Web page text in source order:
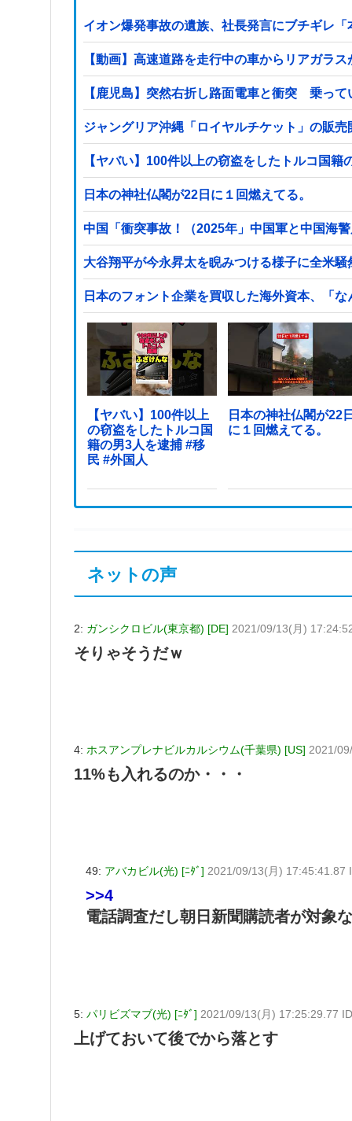
イオン爆発事故の遺族、社長発言にブチギレ
【動画】高速道路を走行中の車からリアガラ
【鹿児島】突然右折し路面電車と衝突 乗っ
ジャングリア沖縄「ロイヤルチケット」の販
日本の神社仏閣が22日に１回燃えてる。
中国「衝突事故！（2025年」中国軍と中国海
大谷翔平が今永昇太を睨みつける様子に全米
日本のフォント企業を買収した海外資本、「
【ヤバい】100件以上
の窃盗をしたトルコ国
籍の男3人を逮捕 #移
民 #外国人
日本の神社仏閣が22
に１回燃えてる。
ネットの声
2: ガンシクロビル(東京都) [DE] 2021/09/13(月)
そりゃそうだｗ
4: ホスアンプレナビルカルシウム(千葉県) [US] 2021/
11%も入れるのか・・・
49: アバカビル(光) [ﾆﾀﾞ] 2021/09/13(月) 17:45:41.87
>>4
電話調査だし朝日新聞購読者が対象
5: パリビズマブ(光) [ﾆﾀﾞ] 2021/09/13(月) 17:25:29.77
上げておいて後でから落とす